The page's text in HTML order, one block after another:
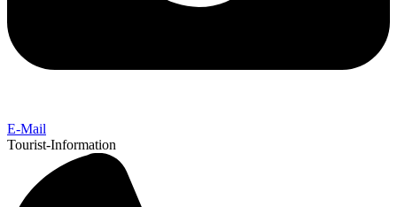
E-Mail
Tourist-Information